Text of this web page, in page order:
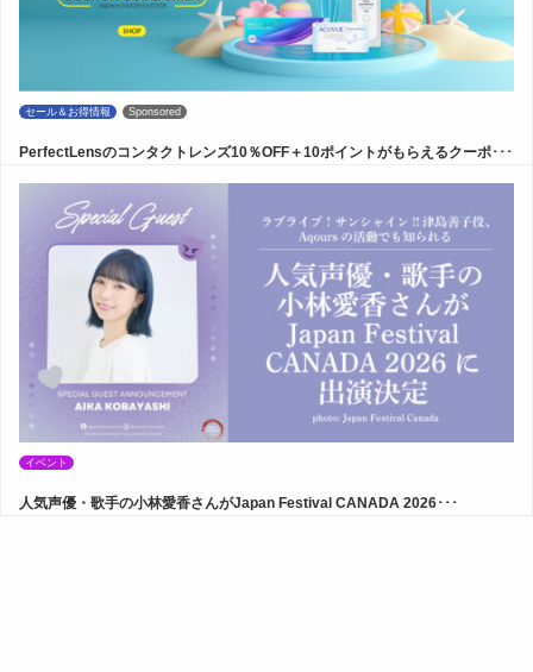
セール＆お得情報 Sponsored
PerfectLensのコンタクトレンズ10％OFF＋10ポイントがもらえるクーポ･･･
イベント
人気声優・歌手の小林愛香さんがJapan Festival CANADA 2026･･･